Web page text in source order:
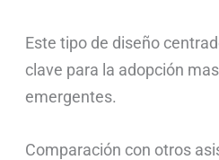
Este tipo de diseño
clave para la adopción
emergentes.
Comparación con otros